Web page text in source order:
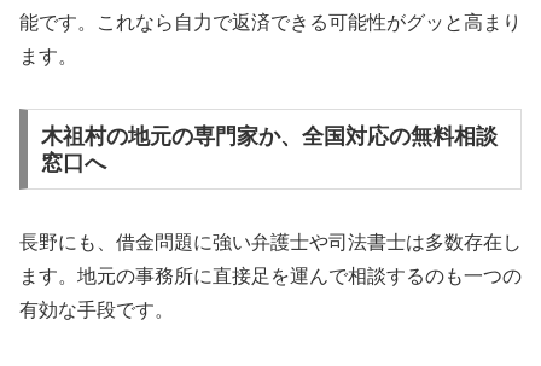
能です。これなら自力で返済できる可能性がグッと高まり
ます。
木祖村の地元の専門家か、全国対応の無料相談
窓口へ
長野にも、借金問題に強い弁護士や司法書士は多数存在し
ます。地元の事務所に直接足を運んで相談するのも一つの
有効な手段です。